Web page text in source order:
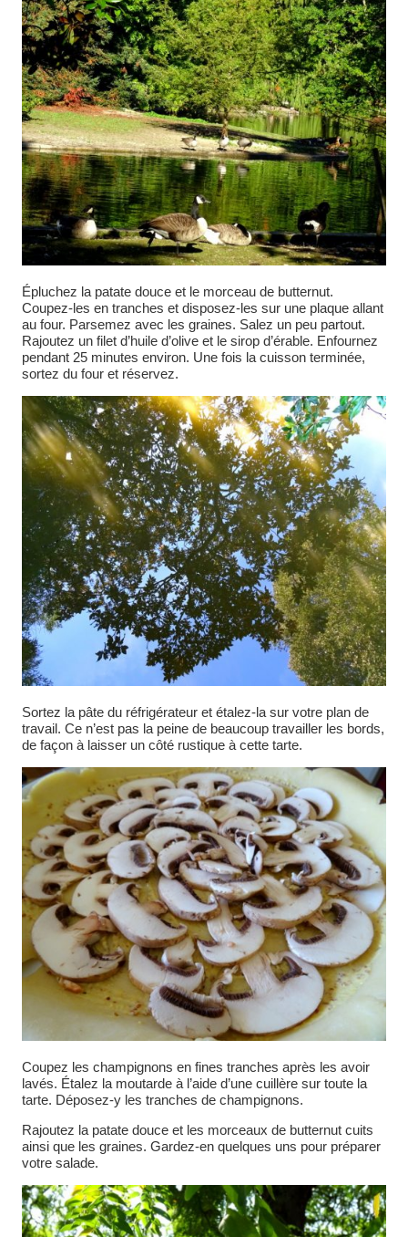
Épluchez la patate douce et le morceau de butternut.
Coupez-les en tranches et disposez-les sur une plaque allant
au four. Parsemez avec les graines. Salez un peu partout.
Rajoutez un filet d’huile d’olive et le sirop d’érable. Enfournez
pendant 25 minutes environ. Une fois la cuisson terminée,
sortez du four et réservez.
Sortez la pâte du réfrigérateur et étalez-la sur votre plan de
travail. Ce n’est pas la peine de beaucoup travailler les bords,
de façon à laisser un côté rustique à cette tarte.
Coupez les champignons en fines tranches après les avoir
lavés. Étalez la moutarde à l’aide d’une cuillère sur toute la
tarte. Déposez-y les tranches de champignons.
Rajoutez la patate douce et les morceaux de butternut cuits
ainsi que les graines. Gardez-en quelques uns pour préparer
votre salade.